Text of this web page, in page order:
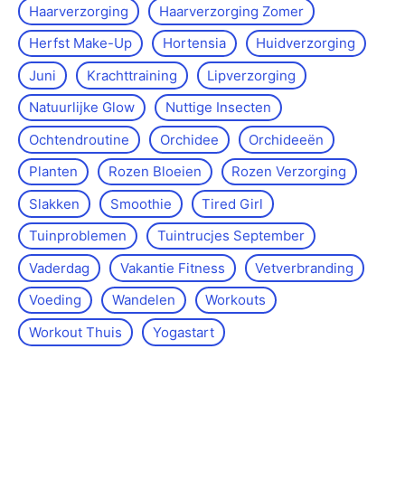
Haarverzorging
Haarverzorging Zomer
Herfst Make-Up
Hortensia
Huidverzorging
Juni
Krachttraining
Lipverzorging
Natuurlijke Glow
Nuttige Insecten
Ochtendroutine
Orchidee
Orchideeën
Planten
Rozen Bloeien
Rozen Verzorging
Slakken
Smoothie
Tired Girl
Tuinproblemen
Tuintrucjes September
Vaderdag
Vakantie Fitness
Vetverbranding
Voeding
Wandelen
Workouts
Workout Thuis
Yoga­start